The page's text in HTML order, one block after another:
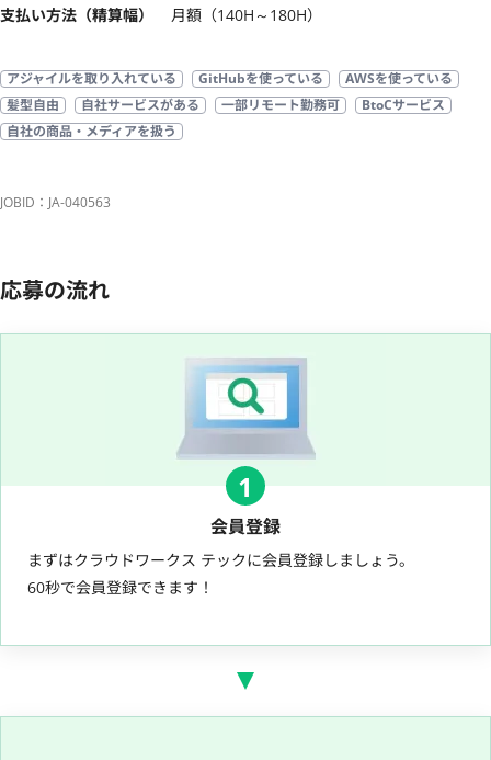
支払い方法（精算幅）
月額（140H～180H）
アジャイルを取り入れている GitHubを使っている
AWSを使っている
髪型自由
自社サービスがある 一部リモート勤務可
BtoCサービス
自社の商品・メディアを扱う
JOBID：JA-040563
応募の流れ
1
会員登録
まずはクラウドワークス テックに会員登録しましょう。
60秒で会員登録できます！